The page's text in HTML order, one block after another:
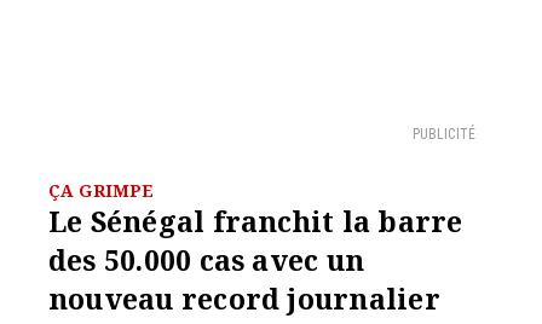
PUBLICITÉ
ÇA GRIMPE
Le Sénégal franchit la barre
des 50.000 cas avec un
nouveau record journalier